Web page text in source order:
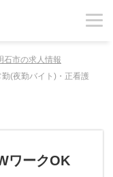
石市の求人情報
(夜勤バイト)・正看護
ワークOK